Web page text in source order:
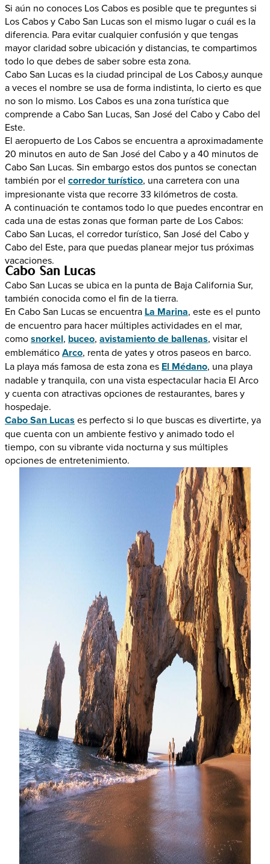
Si aún no conoces Los Cabos es posible que te preguntes si
Los Cabos y Cabo San Lucas son el mismo lugar o cuál es la
diferencia. Para evitar cualquier confusión y que tengas
mayor claridad sobre ubicación y distancias, te compartimos
todo lo que debes de saber sobre esta zona.
Cabo San Lucas es la ciudad principal de Los Cabos,y aunque
a veces el nombre se usa de forma indistinta, lo cierto es que
no son lo mismo. Los Cabos es una zona turística que
comprende a Cabo San Lucas, San José del Cabo y Cabo del
Este.
El aeropuerto de Los Cabos se encuentra a aproximadamente
20 minutos en auto de San José del Cabo y a 40 minutos de
Cabo San Lucas. Sin embargo estos dos puntos se conectan
también por el corredor turístico, una carretera con una
impresionante vista que recorre 33 kilómetros de costa.
A continuación te contamos todo lo que puedes encontrar en
cada una de estas zonas que forman parte de Los Cabos:
Cabo San Lucas, el corredor turístico, San José del Cabo y
Cabo del Este, para que puedas planear mejor tus próximas
vacaciones.
Cabo San Lucas
Cabo San Lucas se ubica en la punta de Baja California Sur,
también conocida como el fin de la tierra.
En Cabo San Lucas se encuentra La Marina, este es el punto
de encuentro para hacer múltiples actividades en el mar,
comosnorkel, buceo, avistamiento de ballenas, visitar el
emblemáticoArco, renta de yates y otros paseos en barco.
La playa más famosa de esta zona es El Médano, una playa
nadable y tranquila, con una vista espectacular hacia El Arco
y cuenta con atractivas opciones de restaurantes, bares y
hospedaje.
Cabo San Lucas es perfecto si lo que buscas es divertirte, ya
que cuenta con un ambiente festivo y animado todo el
tiempo, con su vibrante vida nocturna y sus múltiples
opciones de entretenimiento.